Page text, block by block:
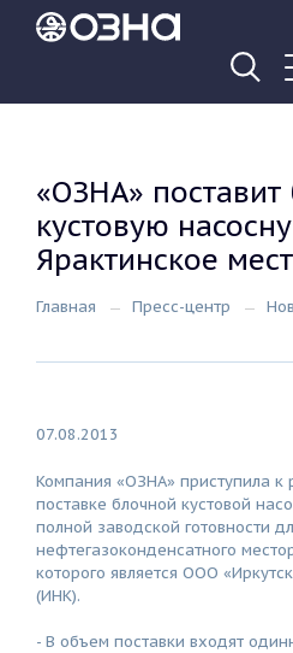
«ОЗНА»
кустовую
Ярактинское
Главная Пресс-центр
07.08.2013
Компания «ОЗНА» приступила к
поставке блочной кустовой
полной заводской готовности
нефтегазоконденсатного
которого является ООО
(ИНК).
- В объем поставки входят